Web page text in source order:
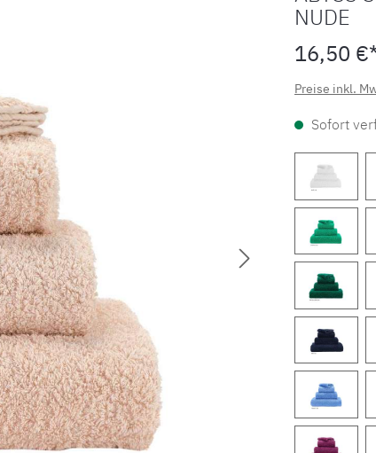
NUDE
16,50
Preise inkl.
Sofort